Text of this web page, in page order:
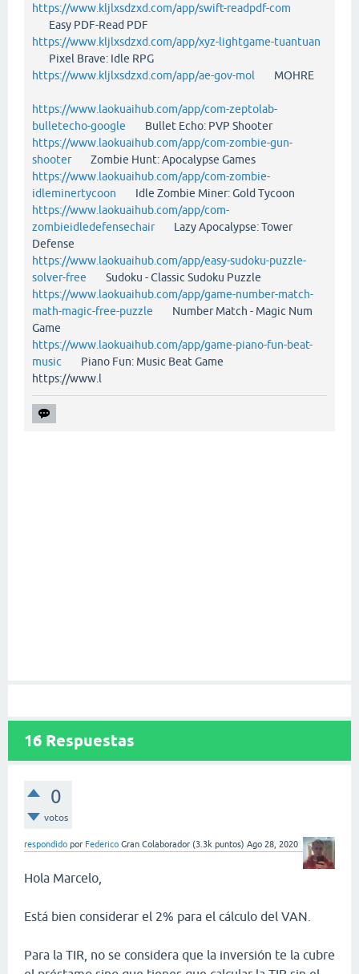
https://www.kljlxsdzxd.com/app/swift-readpdf-com
Easy PDF-Read PDF
https://www.kljlxsdzxd.com/app/xyz-lightgame-tuantuan
Pixel Brave: Idle RPG
https://www.kljlxsdzxd.com/app/ae-gov-mol MOHRE
https://www.laokuaihub.com/app/com-zeptolab-
bulletecho-google Bullet Echo: PVP Shooter
https://www.laokuaihub.com/app/com-zombie-gun-
shooterZombie Hunt: Apocalypse Games
https://www.laokuaihub.com/app/com-zombie-
idleminertycoon Idle Zombie Miner: Gold Tycoon
https://www.laokuaihub.com/app/com-
zombieidledefensechairLazy Apocalypse: Tower
Defense
https://www.laokuaihub.com/app/easy-sudoku-puzzle-
solver-free Sudoku - Classic Sudoku Puzzle
https://www.laokuaihub.com/app/game-number-match-
math-magic-free-puzzle Number Match - Magic Num
Game
https://www.laokuaihub.com/app/game-piano-fun-beat-
music Piano Fun: Music Beat Game
https://www.l
16 Respuestas
0
votos
respondido por Federico Gran Colaborador (3.3k puntos) Ago 28, 2020
Hola Marcelo,
Está bien considerar el 2% para el cálculo del VAN.
Para la TIR, no se considera que la inversión te la cubre